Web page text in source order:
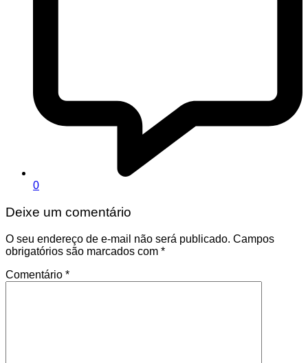
0
Deixe um comentário
O seu endereço de e-mail não será publicado. Campos
obrigatórios são marcados com *
Comentário *